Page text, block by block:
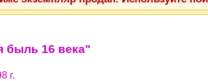
быль 16 века"
г.